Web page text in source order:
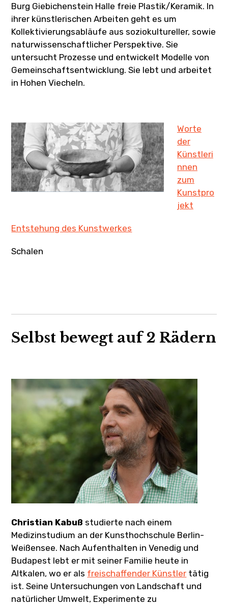
Burg Giebichenstein Halle freie Plastik/Keramik. In
ihrer künstlerischen Arbeiten geht es um
Kollektivierungsabläufe aus soziokultureller, sowie
naturwissenschaftlicher Perspektive. Sie
untersucht Prozesse und entwickelt Modelle von
Gemeinschaftsentwicklung. Sie lebt und arbeitet
in Hohen Viecheln.
Worte
der
Künstleri
nnen
zum
Kunstpro
jekt
Entstehung des Kunstwerkes
Schalen
Selbst bewegt auf 2 Rädern
Christian Kabuß studierte nach einem
Medizinstudium an der Kunsthochschule Berlin-
Weißensee. Nach Aufenthalten in Venedig und
Budapest lebt er mit seiner Familie heute in
Altkalen, wo er als freischaffender Künstler tätig
ist. Seine Untersuchungen von Landschaft und
natürlicher Umwelt, Experimente zu